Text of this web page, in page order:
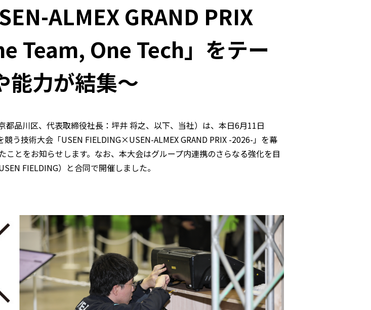
ALMEX GRAND PRIX
Team, One Tech」をテー
能力が結集～
都品川区、代表取締役社長：坪井 将之、以下、当社）は、本日6月11日
う技術大会「USEN FIELDING×USEN-ALMEX GRAND PRIX -2026-」を幕
とをお知らせします。なお、本大会はグループ内連携のさらなる強化を目
FIELDING）と合同で開催しました。